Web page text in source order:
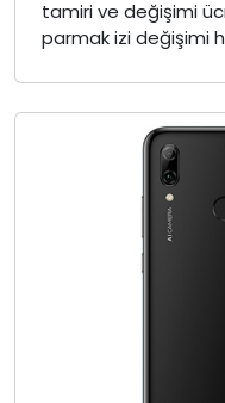
tamiri ve değişimi
parmak izi değişimi